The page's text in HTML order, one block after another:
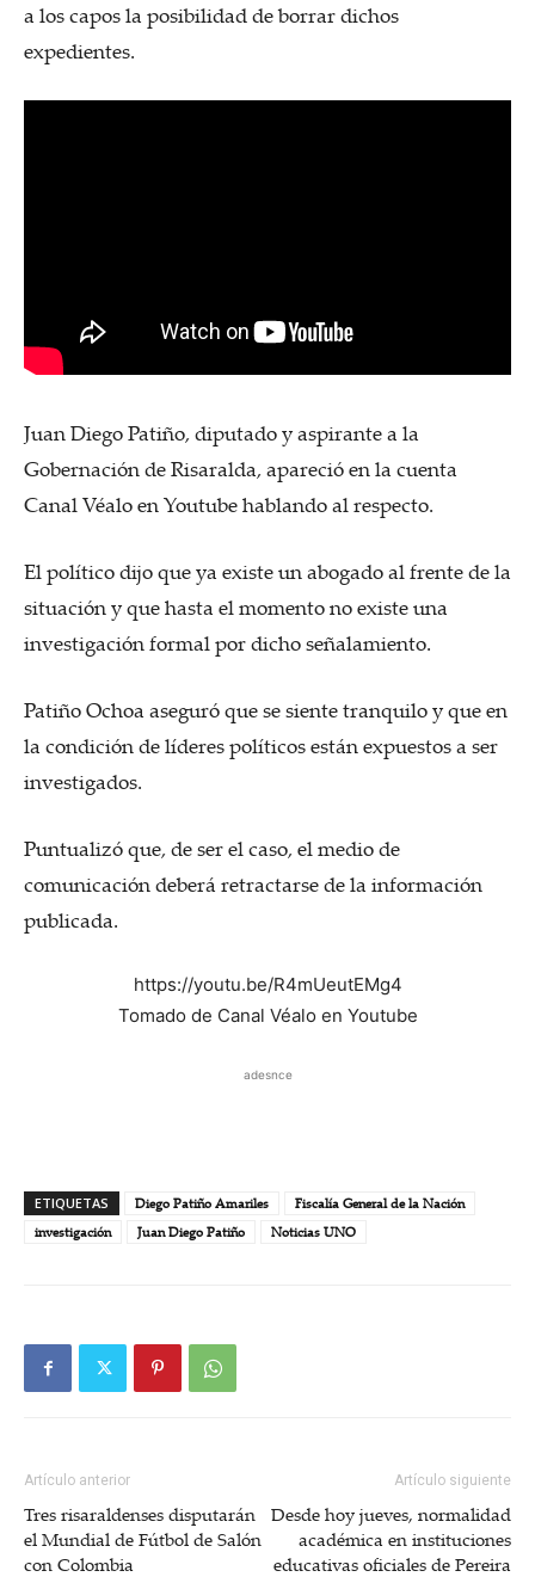
a los capos la posibilidad de borrar dichos
expedientes.
Juan Diego Patiño, diputado y aspirante a la
Gobernación de Risaralda, apareció en la cuenta
Canal Véalo en Youtube hablando al respecto.
El político dijo que ya existe un abogado al frente de la
situación y que hasta el momento no existe una
investigación formal por dicho señalamiento.
Patiño Ochoa aseguró que se siente tranquilo y que en
la condición de líderes políticos están expuestos a ser
investigados.
Puntualizó que, de ser el caso, el medio de
comunicación deberá retractarse de la información
publicada.
https://youtu.be/R4mUeutEMg4
Tomado de Canal Véalo en Youtube
adesnce
ETIQUETAS Diego Patiño Amariles
Fiscalía General de la Nación
investigación
Juan Diego Patiño Noticias UNO
Artículo anterior
Tres risaraldenses disputarán
el Mundial de Fútbol de Salón
con Colombia
Artículo siguiente
Desde hoy jueves, normalidad
académica en instituciones
educativas oficiales de Pereira